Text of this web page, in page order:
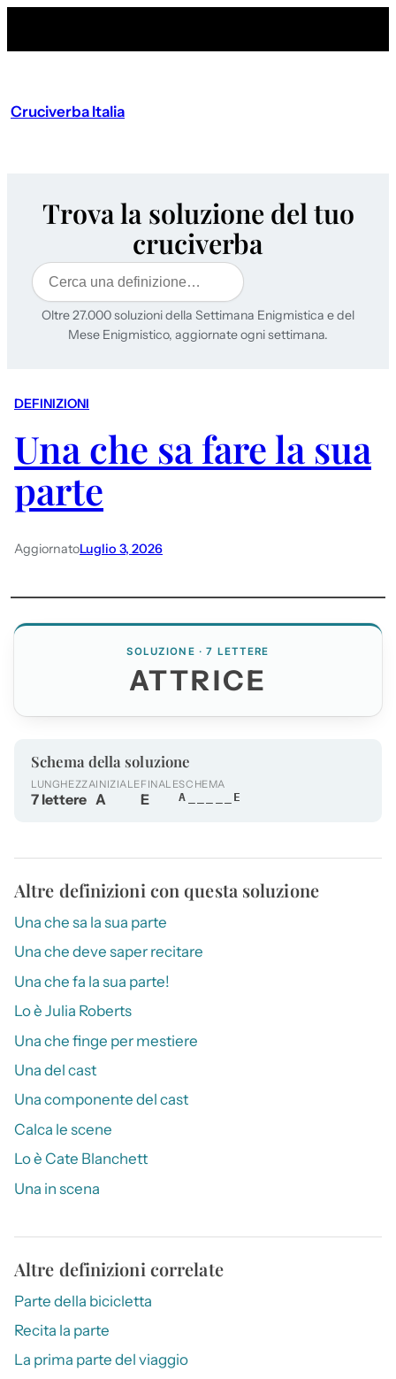
Cruciverba Italia
Trova la soluzione del tuo
cruciverba
Cerca
Oltre 27.000 soluzioni della Settimana Enigmistica e del
Mese Enigmistico, aggiornate ogni settimana.
DEFINIZIONI
Una che sa fare la sua
parte
AggiornatoLuglio 3, 2026
SOLUZIONE · 7 LETTERE
ATTRICE
Schema della soluzione
LUNGHEZZA
7 lettere
INIZIALE
A
FINALE
E
SCHEMA
A_____E
Altre definizioni con questa soluzione
Una che sa la sua parte
Una che deve saper recitare
Una che fa la sua parte!
Lo è Julia Roberts
Una che finge per mestiere
Una del cast
Una componente del cast
Calca le scene
Lo è Cate Blanchett
Una in scena
Altre definizioni correlate
Parte della bicicletta
Recita la parte
La prima parte del viaggio